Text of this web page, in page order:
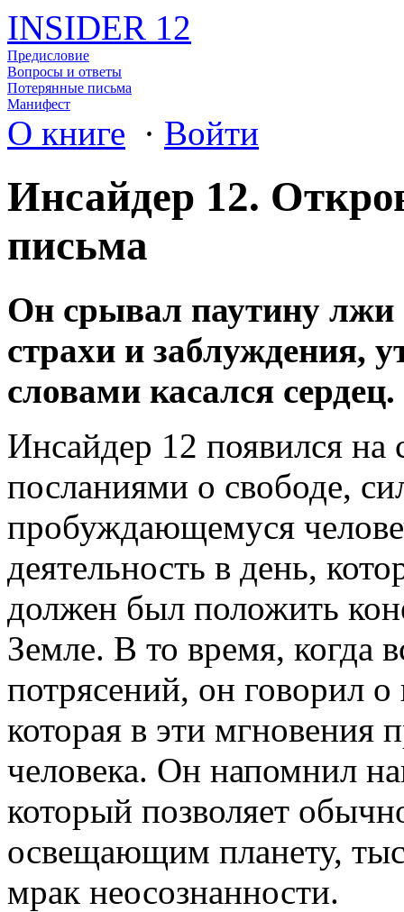
INSIDER 12
Предисловие
Вопросы и ответы
Потерянные письма
Манифест
О книге · Войти
Инсайдер 12.
письма
Он срывал паутину лжи
страхи и заблуждения,
словами касался сердец.
Инсайдер 12 появился на
посланиями о свободе,
пробуждающемуся
деятельность в день,
должен был положить
Земле. В то время, когда
потрясений, он говорил
которая в эти мгновения
человека. Он напомнил
который позволяет
освещающим планету,
мрак неосознанности.